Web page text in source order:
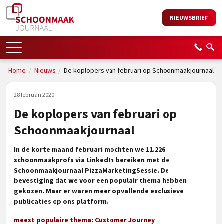
NIEUWSBRIEF
Home / Nieuws / De koplopers van februari op Schoonmaakjournaal
28 februari 2020
De koplopers van februari op
Schoonmaakjournaal
In de korte maand februari mochten we 11.226
schoonmaakprofs via LinkedIn bereiken met de
Schoonmaakjournaal PizzaMarketingSessie. De
bevestiging dat we voor een populair thema hebben
gekozen. Maar er waren meer opvallende exclusieve
publicaties op ons platform.
meest populaire thema: Customer Journey